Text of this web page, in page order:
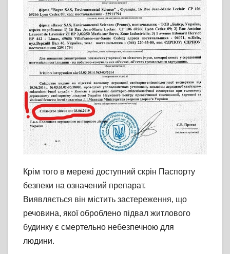
Крім того в мережі доступний скрін Паспорту
безпеки на означений препарат.
Виявляється він містить застереження, що
речовина, якої оброблено підвал житлового
будинку є смертельно небезпечною для
людини.